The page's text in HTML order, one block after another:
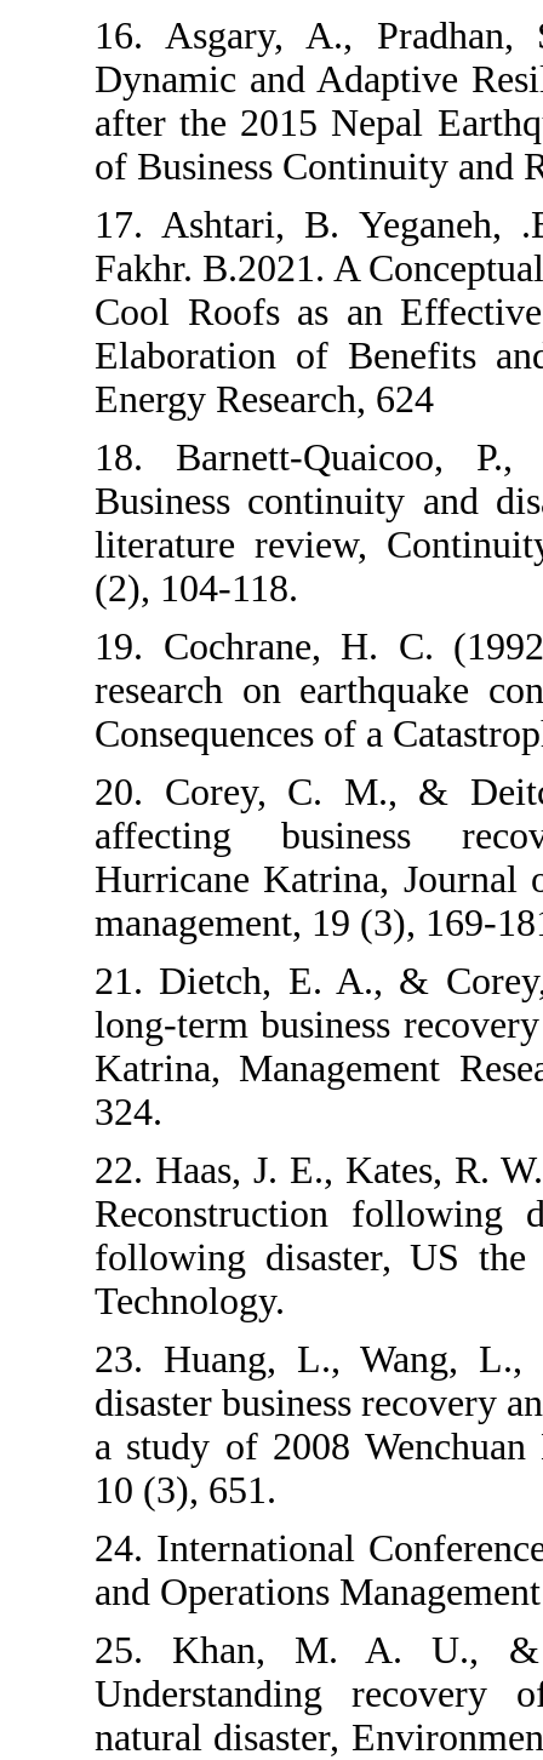
16. Asgary,
Dynamic and
after the
of Business
17. Ashtari,
Fakhr.
Cool Roofs
Elaboration
Energy
18.
Business
literature
19.
research on
20. Corey,
affecting
Hurricane
management,
21. Dietch,
long‐term
Katrina,
22. Haas, J.
following
23. Huang,
disaster
a study of
24.
and
25. Khan,
natural